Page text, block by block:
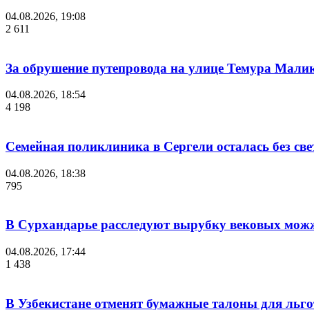
04.08.2026, 19:08
2 611
За обрушение путепровода на улице Темура
04.08.2026, 18:54
4 198
Семейная поликлиника в Сергели осталась без
04.08.2026, 18:38
795
В Сурхандарье расследуют вырубку вековых
04.08.2026, 17:44
1 438
В Узбекистане отменят бумажные талоны для